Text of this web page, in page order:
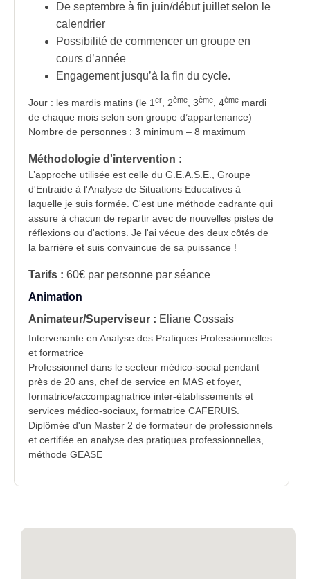
De septembre à fin juin/début juillet selon le
calendrier
Possibilité de commencer un groupe en
cours d’année
Engagement jusqu’à la fin du cycle.
Jour : les mardis matins (le 1 er , 2ème , 3ème , 4ème mardi
de chaque mois selon son groupe d’appartenance)
Nombre de personnes : 3 minimum – 8 maximum
Méthodologie d'intervention :
L’approche utilisée est celle du G.E.A.S.E., Groupe
d'Entraide à l'Analyse de Situations Educatives à
laquelle je suis formée. C'est une méthode cadrante qui
assure à chacun de repartir avec de nouvelles pistes de
réflexions ou d'actions. Je l'ai vécue des deux côtés de
la barrière et suis convaincue de sa puissance !
Tarifs : 60€ par personne par séance
Animation
Animateur/Superviseur : Eliane Cossais
Intervenante en Analyse des Pratiques Professionnelles
et formatrice
Professionnel dans le secteur médico-social pendant
près de 20 ans, chef de service en MAS et foyer,
formatrice/accompagnatrice inter-établissements et
services médico-sociaux, formatrice CAFERUIS.
Diplômée d'un Master 2 de formateur de professionnels
et certifiée en analyse des pratiques professionnelles,
méthode GEASE